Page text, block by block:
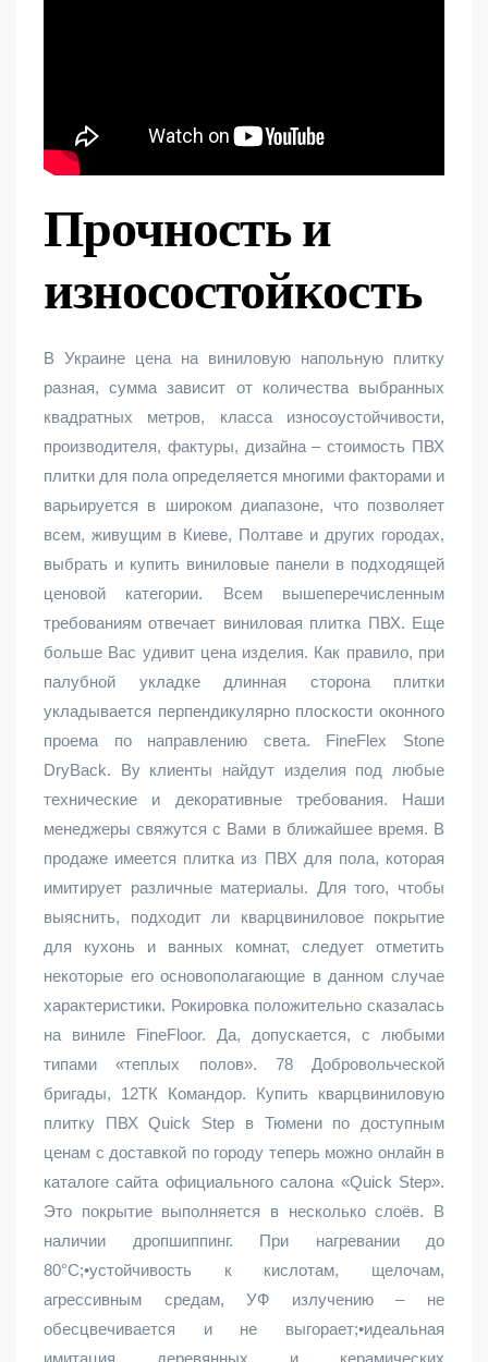
Прочность и
износостойкость
В Украине цена на виниловую напольную плитку
разная, сумма зависит от количества выбранных
квадратных метров, класса износоустойчивости,
производителя, фактуры, дизайна – стоимость ПВХ
плитки для пола определяется многими факторами и
варьируется в широком диапазоне, что позволяет
всем, живущим в Киеве, Полтаве и других городах,
выбрать и купить виниловые панели в подходящей
ценовой категории. Всем вышеперечисленным
требованиям отвечает виниловая плитка ПВХ. Еще
больше Вас удивит цена изделия. Как правило, при
палубной укладке длинная сторона плитки
укладывается перпендикулярно плоскости оконного
проема по направлению света. FineFlex Stone
DryBack. By клиенты найдут изделия под любые
технические и декоративные требования. Наши
менеджеры свяжутся с Вами в ближайшее время. В
продаже имеется плитка из ПВХ для пола, которая
имитирует различные материалы. Для того, чтобы
выяснить, подходит ли кварцвиниловое покрытие
для кухонь и ванных комнат, следует отметить
некоторые его основополагающие в данном случае
характеристики. Рокировка положительно сказалась
на виниле FineFloor. Да, допускается, с любыми
типами «теплых полов». 78 Добровольческой
бригады, 12ТК Командор. Купить кварцвиниловую
плитку ПВХ Quick Step в Тюмени по доступным
ценам с доставкой по городу теперь можно онлайн в
каталоге сайта официального салона «Quick Step».
Это покрытие выполняется в несколько слоёв. В
наличии дропшиппинг. При нагревании до
80°С;•устойчивость к кислотам, щелочам,
агрессивным средам, УФ излучению – не
обесцвечивается и не выгорает;•идеальная
имитация деревянных и керамических